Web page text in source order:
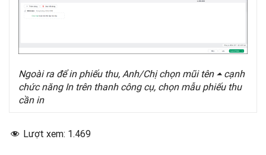
Ngoài ra để in phiếu thu, Anh/Chị chọn mũi tên ⏶ cạnh
chức năng In trên thanh công cụ, chọn mẫu phiếu thu
cần in
Lượt xem: 1.469